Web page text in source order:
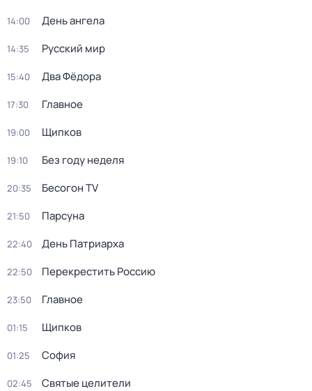
14:00 День ангела
14:35 Русский мир
15:40 Два Фёдора
17:30 Главное
19:00 Щипков
19:10 Без году неделя
20:35 Бесогон TV
21:50 Парсуна
22:40 День Патриарха
22:50 Перекреcтить Росcию
23:50 Главное
01:15 Щипков
01:25 София
02:45 Святые целители